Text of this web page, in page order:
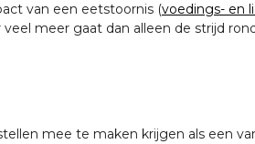
van een eetstoornis (voedings- en
meer gaat dan alleen de strijd
mee te maken krijgen als een